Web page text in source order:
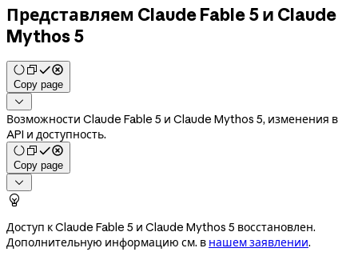
Представляем Claude Fable 5 и Claude
Mythos 5
Copy page

Возможности Claude Fable 5 и Claude Mythos 5, изменения в
API и доступность.
Copy page


Доступ к Claude Fable 5 и Claude Mythos 5 восстановлен.
Дополнительную информацию см. в нашем заявлении.